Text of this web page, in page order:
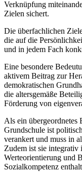
Verknüpfung
Zielen sichert.
Die überfachlichen
die auf die
und in jedem Fach
Eine besondere
aktivem Beitrag zur
demokratischen
die altersgemäße
Förderung von
Als ein übergeordnetes
Grundschule ist
verankert und muss in
Zudem ist sie integrativ
Werteorientierung und
Sozialkompetenz